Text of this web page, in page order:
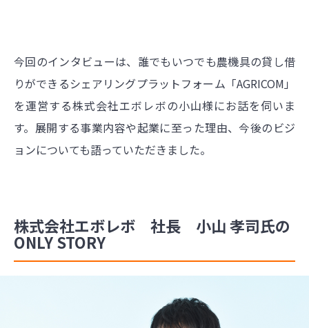
今回のインタビューは、誰でもいつでも農機具の貸し借
りができるシェアリングプラットフォーム「AGRICOM」
を運営する株式会社エボレボの小山様にお話を伺いま
す。展開する事業内容や起業に至った理由、今後のビジ
ョンについても語っていただきました。
株式会社エボレボ 社長 小山 孝司氏の
ONLY STORY